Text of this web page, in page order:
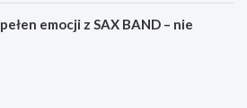
emocji z SAX BAND – nie